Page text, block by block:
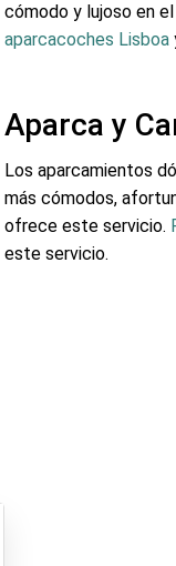
cómodo y lujoso en
aparcacoches Lisboa
Aparca y
Los aparcamientos
más cómodos,
ofrece este servicio.
este servicio.